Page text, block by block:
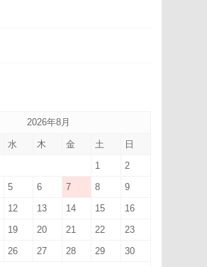
2026年8月
水 木 金 土
日
1
2
5 6 7 8
9
12 13 14 15
16
19 20 21 22
23
26 27 28 29
30